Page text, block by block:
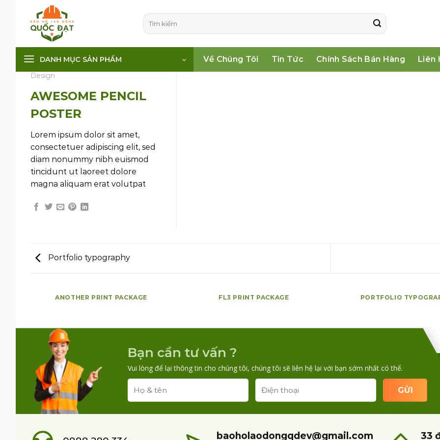
content
Tìm
kiếm:
DANH MỤC SẢN PHẨM Về Chúng Tôi Tin Tức Chính Sách Bán Hàng Liên
Design
AWESOME PENCIL
POSTER
Lorem ipsum dolor sit amet,
consectetuer adipiscing elit, sed
diam nonummy nibh euismod
tincidunt ut laoreet dolore
magna aliquam erat volutpat
Portfolio typography
ANOTHER PRINT PACKAGE FL3 PRINT PACKAGE PORTFOLIO
Bạn cần tư vấn ?
Vui lòng để lại thông tin cho chúng tôi, chúng tôi sẽ liên hệ lại với bạn sớm nhất có thể.
baoholaodongqdev@gmail.com 33